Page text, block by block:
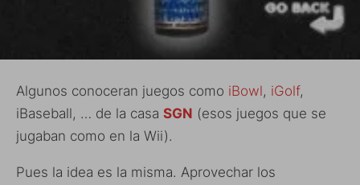
Algunos conoceran juegos como iBowl, iGolf,
iBaseball, … de la casa SGN (esos juegos que se
jugaban como en la Wii).
Pues la idea es la misma. Aprovechar los